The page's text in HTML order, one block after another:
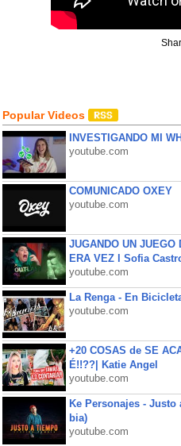
Popular Videos
INVESTIGANDO MI
youtube.com
COMUNICADO OXEY
youtube.com
JUGANDO UN JUEGO
ERA VEZ l Sofia
youtube.com
La Renga - En
youtube.com
+20 COSAS de SE
É!!??| Katie Angel
youtube.com
Ke Personajes -
bia)
youtube.com